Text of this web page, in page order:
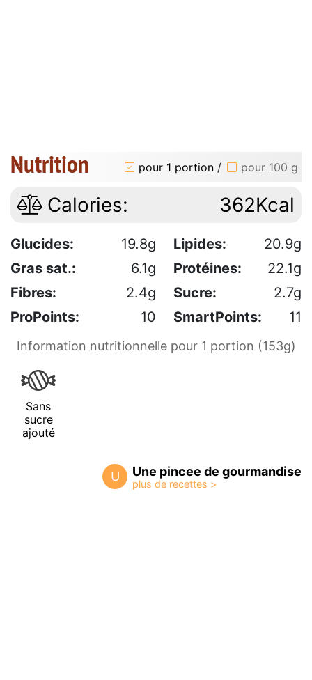
Nutrition pour 1 portion / pour 100 g
Calories: 362Kcal
Glucides: 19.8g Lipides:
20.9g
Gras sat.:
6.1g Protéines:
22.1g
Fibres:
2.4g Sucre:
2.7g
ProPoints:
10 SmartPoints: 11
Information nutritionnelle pour 1 portion (153g)
Sans
sucre
ajouté
U Une pincee de gourmandise